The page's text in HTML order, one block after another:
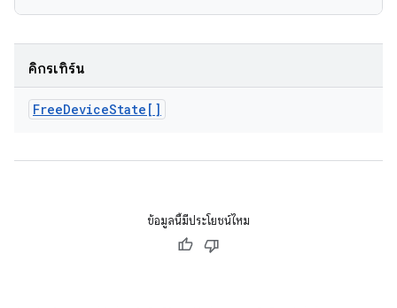
คิกรีเทิร์น
FreeDeviceState[]
ข้อมูลนี้มีประโยชน์ไหม